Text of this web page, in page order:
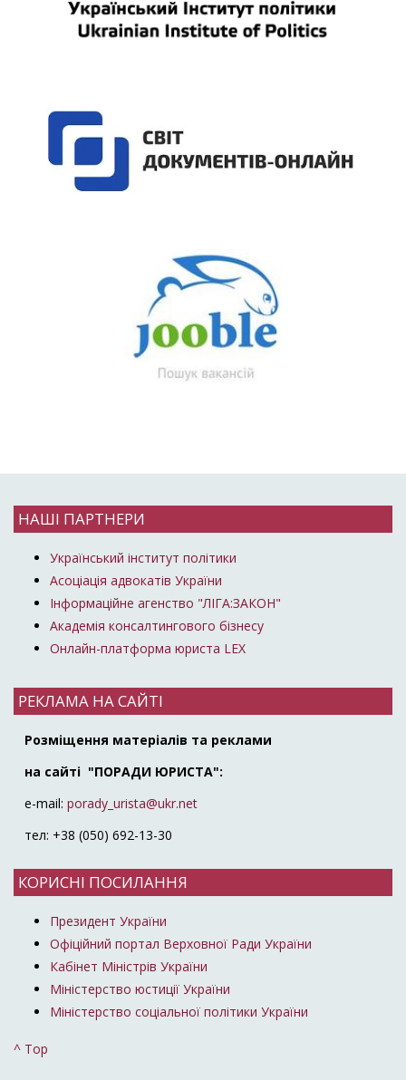
НАШІ ПАРТНЕРИ
Український інститут політики
Асоціація адвокатів України
Інформаційне агенство "ЛІГА:ЗАКОН"
Академія консалтингового бізнесу
Онлайн-платформа юриста LEX
РЕКЛАМА НА САЙТІ
Розміщення матеріалів та реклами
на сайті "ПОРАДИ ЮРИСТА":
e-mail: porady_urista@ukr.net
тел: +38 (050) 692-13-30
КОРИСНІ ПОСИЛАННЯ
Президент України
Офіційний портал Верховної Ради України
Кабінет Міністрів України
Міністерство юстиції України
Міністерство соціальної політики України
^ Top